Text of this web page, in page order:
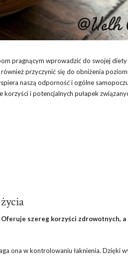
pragnącym wprowadzić do swojej
przyczynić się do obniżenia
naszą odporność i ogólne
i potencjalnych pułapek
Oferuje szereg korzyści zdrowotnych,
ona w kontrolowaniu łaknienia. Dzięki